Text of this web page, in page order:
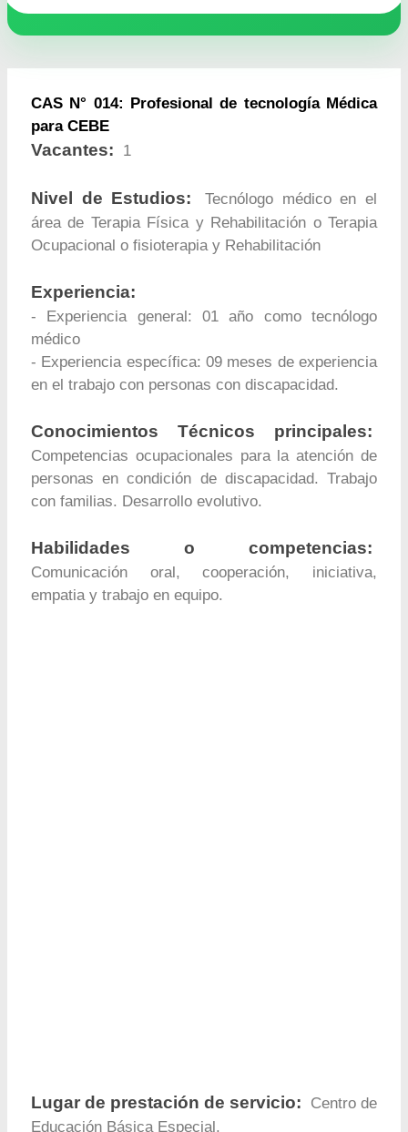
CAS N° 014: Profesional de tecnología Médica
para CEBE
Vacantes: 1
Nivel de Estudios:
Tecnólogo médico en el
área de Terapia Física y Rehabilitación o Terapia
Ocupacional o fisioterapia y Rehabilitación
Experiencia:
- Experiencia general: 01 año como tecnólogo
médico
- Experiencia específica: 09 meses de experiencia
en el trabajo con personas con discapacidad.
Conocimientos Técnicos principales:
Competencias ocupacionales para la atención de
personas en condición de discapacidad. Trabajo
con familias. Desarrollo evolutivo.
Habilidades o competencias:
Comunicación oral, cooperación, iniciativa,
empatia y trabajo en equipo.
Lugar de prestación de servicio:
Centro de
Educación Básica Especial.